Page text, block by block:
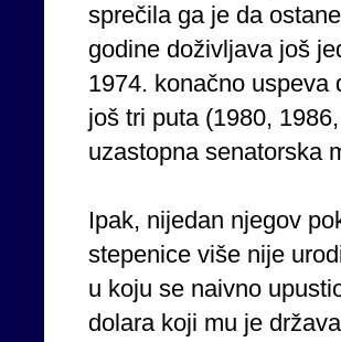
sprečila ga je da
godine doživljava još
1974. konačno uspeva
još tri puta (1980,
uzastopna senatorska
Ipak, nijedan njegov
stepenice više nije
u koju se naivno
dolara koji mu je